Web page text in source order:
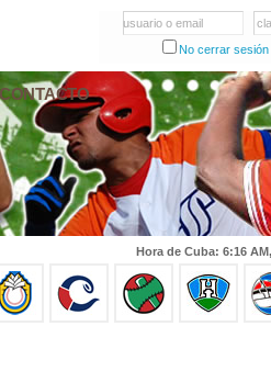
usuario o email
No cerrar sesión
CONTACTO
Hora de Cuba: 6:16